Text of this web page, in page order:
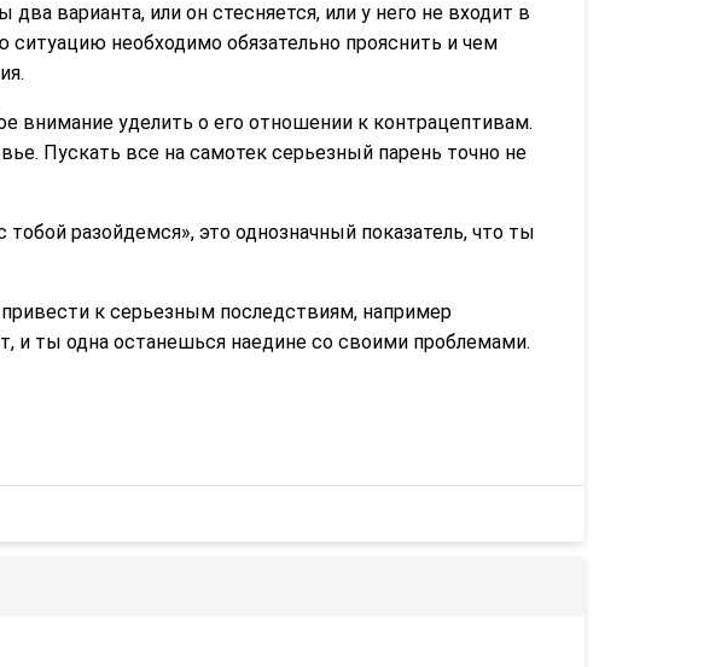
варианта, или он стесняется, или у него не входит в
необходимо обязательно прояснить и чем
внимание уделить о его отношении к контрацептивам.
Пускать все на самотек серьезный парень точно не
разойдемся», это однозначный показатель, что ты
к серьезным последствиям, например
и ты одна останешься наедине со своими проблемами.